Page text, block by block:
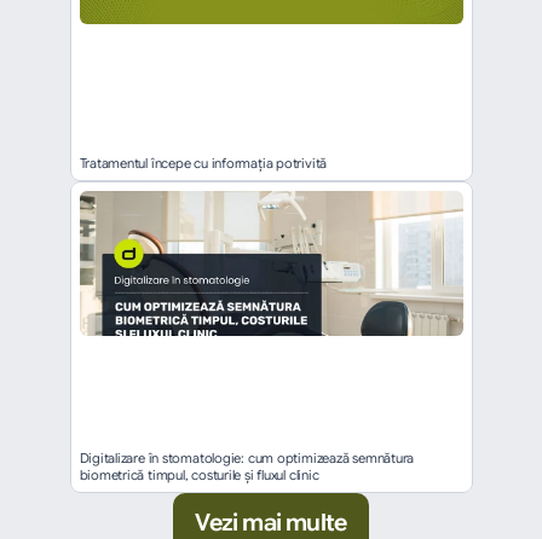
Tratamentul începe cu informația potrivită
Digitalizare în stomatologie: cum optimizează semnătura
biometrică timpul, costurile și fluxul clinic
Vezi mai multe